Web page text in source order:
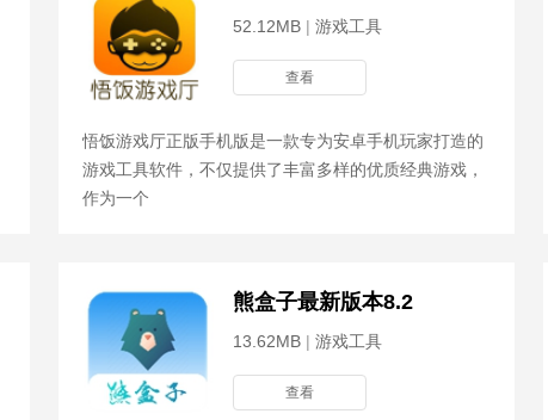
52.12MB | 游戏工具
查看
悟饭游戏厅正版手机版是一款专为安卓手机玩家打造的
游戏工具软件，不仅提供了丰富多样的优质经典游戏，
作为一个
熊盒子最新版本8.2
13.62MB | 游戏工具
查看